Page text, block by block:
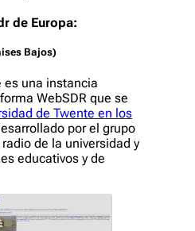
de Europa:
Bajos)
es una instancia
WebSDR que se
de Twente en los
por el grupo
de la universidad y
educativos y de